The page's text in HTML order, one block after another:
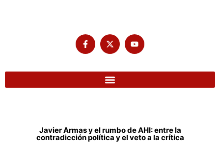
Javier Armas y el rumbo de AHI: entre la
contradicción política y el veto a la crítica